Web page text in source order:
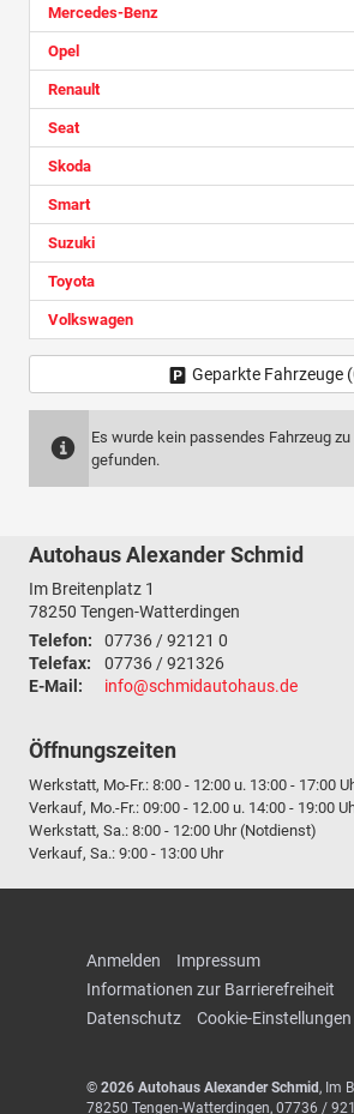
Es wurde kein passendes Fahrzeug
gefunden.
Mercedes-Benz
Opel
Renault
Seat
Skoda
Smart
Suzuki
Toyota
Volkswagen
Geparkte Fahrzeuge (
Autohaus Alexander Schmid
Im Breitenplatz 1
78250 Tengen-Watterdingen
Telefon:
07736 / 92121 0
Telefax:
07736 / 921326
E-Mail:
info@schmidautohaus.de
Öffnungszeiten
Werkstatt, Mo-Fr.: 8:00 - 12:00 u. 13:00 - 17:00
Verkauf, Mo.-Fr.: 09:00 - 12.00 u. 14:00 - 19:00
Werkstatt, Sa.: 8:00 - 12:00 Uhr (Notdienst)
Verkauf, Sa.: 9:00 - 13:00 Uhr
Anmelden
Impressum
Informationen zur Barrierefreiheit
Datenschutz
Cookie-Einstellungen
© 2026 Autohaus Alexander Schmid, Im
78250 Tengen-Watterdingen, 07736 /